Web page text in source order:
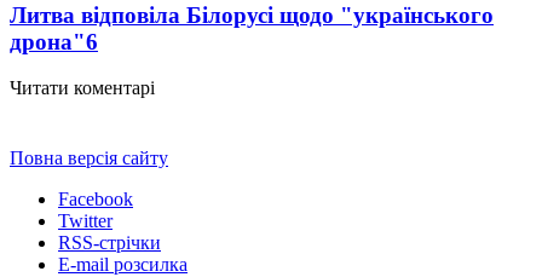
Литва відповіла Білорусі щодо "українського
дрона"6
Читати коментарі
Повна версія сайту
Facebook
Twitter
RSS-стрічки
E-mail розсилка